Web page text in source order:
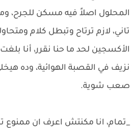
المحلول اصلاً فيه مسكن
تاني، لازم ترتاح وتبطل كلام
الأكسجين لحد ما حنا نقرر، أنا
نزيف في القصبة الهوائية، وده
صعب شوية.
_تمام، انا مكنتش اعرف ان